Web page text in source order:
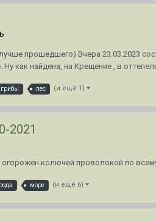
прошедшего) Вчера 23.03.2023
как найдена, на Крещение , в
грибы лес (и ещё 1)
2021
колючей проволокой по
море (и ещё 6)